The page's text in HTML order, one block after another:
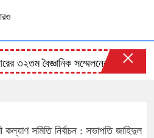
বৈজ্ঞানিক সম্মেলনের উদ্বোধন×
কল্যাণ সমিতি নির্বাচন : সভাপতি জাহিদুল